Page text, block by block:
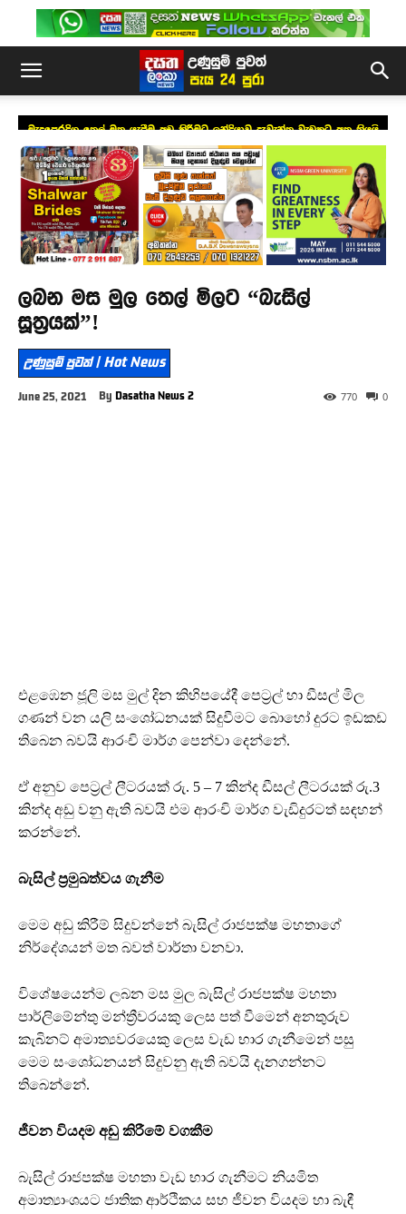
මැදපෙරදිග තෙල් මත යැපීම අඩු කිරීමට ඉන්දියාව දැවැන්ත වැඩකට අත තියයි
ලබන මස මුල තෙල් මිලට “බැසිල්
සූත්‍රයක්”!
උණුසුම් පුවත් | Hot News
June 25, 2021 By Dasatha News 2 0
770
එළඹෙන ජූලි මස මුල් දින කිහිපයේදී පෙට්‍රල් හා ඩීසල් මිල
ගණන් වන යලි සංශෝධනයක් සිදුවීමට බොහෝ දුරට ඉඩකඩ
තිබෙන බවයි ආරංචි මාර්ග පෙන්වා දෙන්නේ.
ඒ අනුව පෙට්‍රල් ලීටරයක් රු. 5 – 7 කින්ද ඩීසල් ලීටරයක් රු.3
කින්ද අඩු වනු ඇති බවයි එම ආරංචි මාර්ග වැඩිදුරටත් සඳහන්
කරන්නේ.
බැසිල් ප්‍රමුඛත්වය ගැනීම
මෙම අඩු කිරීම් සිදුවන්නේ බැසිල් රාජපක්ෂ මහතාගේ
නිර්දේශයන් මත බවත් වාර්තා වනවා.
විශේෂයෙන්ම ලබන මස මුල බැසිල් රාජපක්ෂ මහතා
පාර්ලිමේන්තු මන්ත්‍රීවරයකු ලෙස පත් වීමෙන් අනතුරුව
කැබිනට් අමාත්‍යවරයෙකු ලෙස වැඩ භාර ගැනීමෙන් පසු
මෙම සංශෝධනයන් සිදුවනු ඇති බවයි දැනගන්නට
තිබෙන්නේ.
ජීවන වියදම අඩු කිරීමේ වගකීම
බැසිල් රාජපක්ෂ මහතා වැඩ භාර ගැනීමට නියමිත
අමාත්‍යාංශයට ජාතික ආර්ථිකය සහ ජීවන වියදම හා බැඳී